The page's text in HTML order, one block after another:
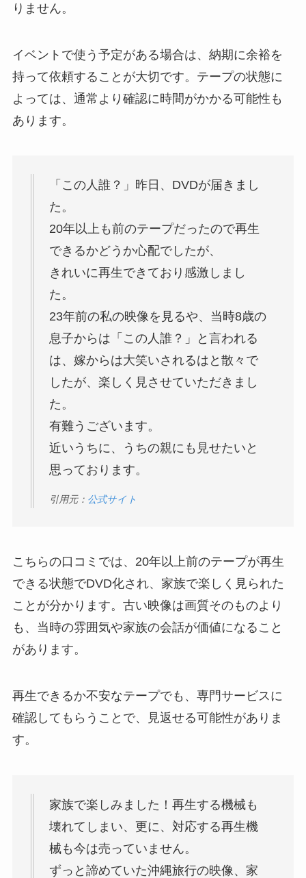
りません。
イベントで使う予定がある場合は、納期に余裕を
持って依頼することが大切です。テープの状態に
よっては、通常より確認に時間がかかる可能性も
あります。
「この人誰？」昨日、DVDが届きまし
た。
20年以上も前のテープだったので再生
できるかどうか心配でしたが、
きれいに再生できており感激しまし
た。
23年前の私の映像を見るや、当時8歳の
息子からは「この人誰？」と言われる
は、嫁からは大笑いされるはと散々で
したが、楽しく見させていただきまし
た。
有難うございます。
近いうちに、うちの親にも見せたいと
思っております。
引用元： 公式サイト
こちらの口コミでは、20年以上前のテープが再生
できる状態でDVD化され、家族で楽しく見られた
ことが分かります。古い映像は画質そのものより
も、当時の雰囲気や家族の会話が価値になること
があります。
再生できるか不安なテープでも、専門サービスに
確認してもらうことで、見返せる可能性がありま
す。
家族で楽しみました！再生する機械も
壊れてしまい、更に、対応する再生機
械も今は売っていません。
ずっと諦めていた沖縄旅行の映像、家